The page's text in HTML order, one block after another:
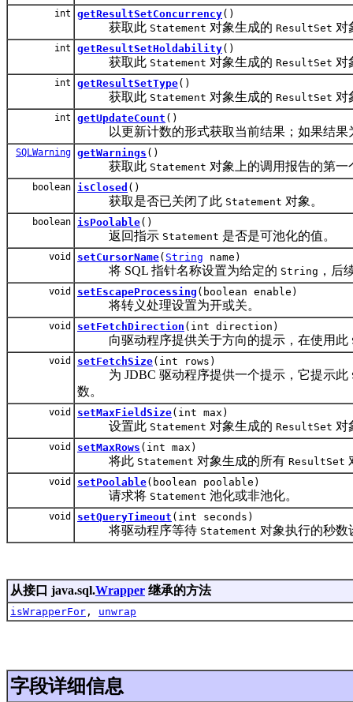
int getResultSetConcurrency()
获取此 Statement 对象生成的 ResultSet 对
int getResultSetHoldability()
获取此 Statement 对象生成的 ResultSet 对
int getResultSetType()
获取此 Statement 对象生成的 ResultSet 对
int getUpdateCount ()
以更新计数的形式获取当前结果；如果结果
SQLWarning getWarnings ()
获取此 Statement 对象上的调用报告的第一
boolean isClosed ()
获取是否已关闭了此 Statement 对象。
boolean isPoolable()
返回指示 Statement 是否是可池化的值。
void setCursorName( String name)
将 SQL 指针名称设置为给定的 String ，后
void setEscapeProcessing (boolean enable)
将转义处理设置为开或关。
void setFetchDirection (int direction)
向驱动程序提供关于方向的提示，在使用此
void setFetchSize(int rows)
为 JDBC 驱动程序提供一个提示，它提示此
数。
void setMaxFieldSize(int max)
设置此 Statement 对象生成的 ResultSet 对
void setMaxRows (int max)
将此 Statement 对象生成的所有 ResultSet
void setPoolable(boolean poolable)
请求将 Statement 池化或非池化。
void setQueryTimeout (int seconds)
将驱动程序等待 Statement 对象执行的秒数
从接口 java.sql.Wrapper 继承的方法
isWrapperFor , unwrap
字段详细信息